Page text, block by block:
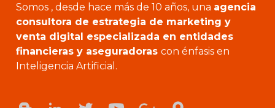
Somos , desde hace más de 10 años, una agencia
consultora de estrategia de marketing y
venta digital especializada en entidades
financieras y aseguradoras con énfasis en
Inteligencia Artificial.